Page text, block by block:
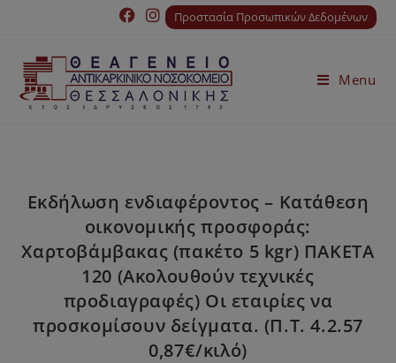
Προστασία Προσωπικών Δεδομένων
Menu
Εκδήλωση ενδιαφέροντος – Κατάθεση
οικονομικής προσφοράς:
Χαρτοβάμβακας (πακέτο 5 kgr) ΠΑΚΕΤΑ
120 (Ακολουθούν τεχνικές
προδιαγραφές) Οι εταιρίες να
προσκομίσουν δείγματα. (Π.Τ. 4.2.57
0,87€/κιλό)